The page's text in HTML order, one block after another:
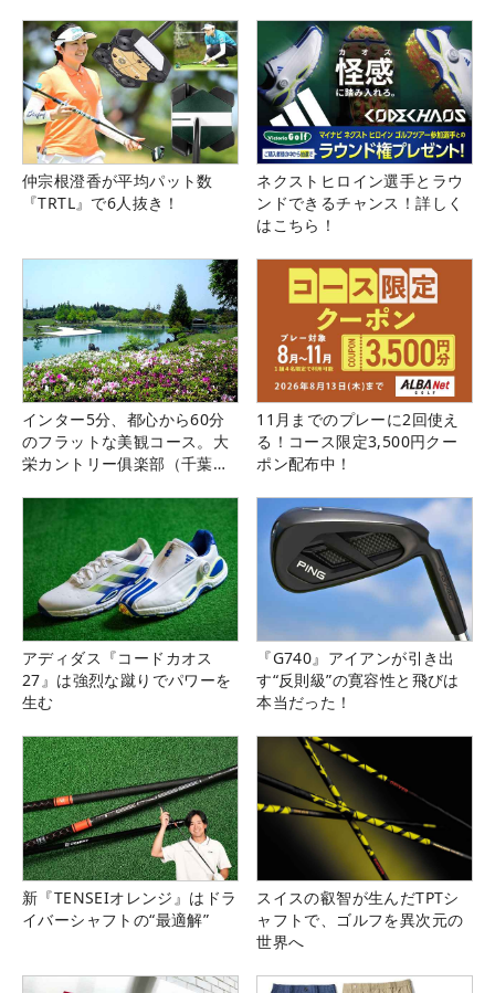
仲宗根澄香が平均パット数
『TRTL』で6人抜き！
ネクストヒロイン選手とラウ
ンドできるチャンス！詳しく
はこちら！
インター5分、都心から60分
のフラットな美観コース。大
栄カントリー俱楽部（千葉
11月までのプレーに2回使え
る！コース限定3,500円クー
ポン配布中！
アディダス『コードカオス
27』は強烈な蹴りでパワーを
生む
『G740』アイアンが引き出
す“反則級”の寛容性と飛びは
本当だった！
新『TENSEIオレンジ』はドラ
イバーシャフトの“最適解”
スイスの叡智が生んだTPTシ
ャフトで、ゴルフを異次元の
世界へ